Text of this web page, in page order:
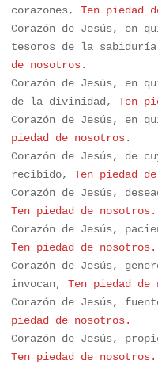
corazones, Ten piedad
Corazón de Jesús, en
tesoros de la
de nosotros.
Corazón de Jesús, en
de la divinidad, Ten
Corazón de Jesús, en
piedad de nosotros.
Corazón de Jesús, de
recibido,
Ten piedad
Ten piedad de nosotros.
Ten piedad de nosotros.
Corazón de Jesús,
invocan, Ten piedad de
Corazón de Jesús,
piedad de nosotros.
Ten piedad de nosotros.